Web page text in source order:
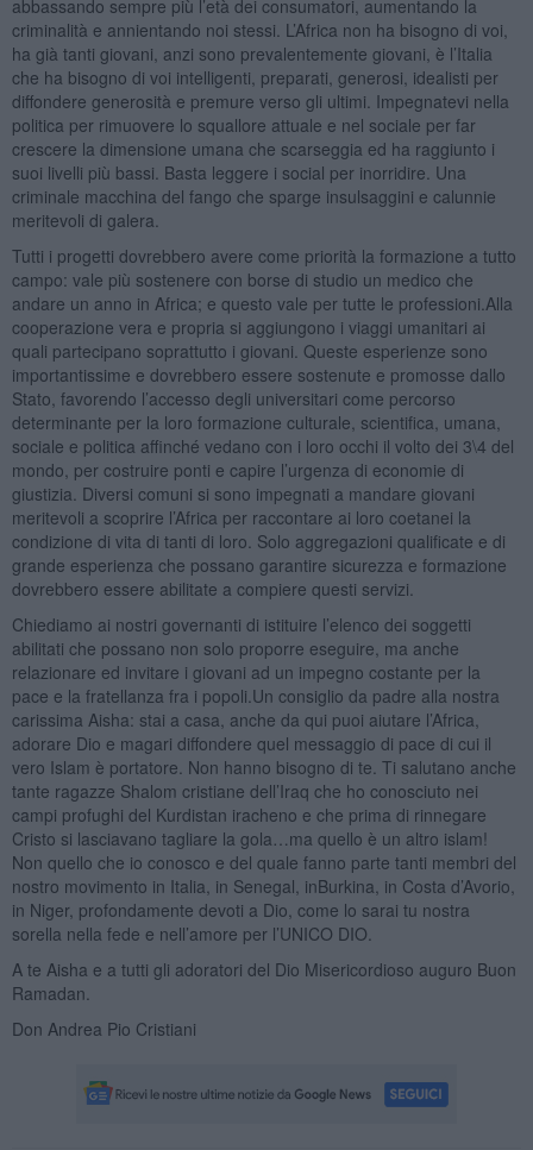
abbassando sempre più l’età dei consumatori, aumentando la
criminalità e annientando noi stessi. L’Africa non ha bisogno di voi,
ha già tanti giovani, anzi sono prevalentemente giovani, è l’Italia
che ha bisogno di voi intelligenti, preparati, generosi, idealisti per
diffondere generosità e premure verso gli ultimi. Impegnatevi nella
politica per rimuovere lo squallore attuale e nel sociale per far
crescere la dimensione umana che scarseggia ed ha raggiunto i
suoi livelli più bassi. Basta leggere i social per inorridire. Una
criminale macchina del fango che sparge insulsaggini e calunnie
meritevoli di galera.
Tutti i progetti dovrebbero avere come priorità la formazione a tutto
campo: vale più sostenere con borse di studio un medico che
andare un anno in Africa; e questo vale per tutte le professioni.Alla
cooperazione vera e propria si aggiungono i viaggi umanitari ai
quali partecipano soprattutto i giovani. Queste esperienze sono
importantissime e dovrebbero essere sostenute e promosse dallo
Stato, favorendo l’accesso degli universitari come percorso
determinante per la loro formazione culturale, scientifica, umana,
sociale e politica affinché vedano con i loro occhi il volto dei 3\4 del
mondo, per costruire ponti e capire l’urgenza di economie di
giustizia. Diversi comuni si sono impegnati a mandare giovani
meritevoli a scoprire l’Africa per raccontare ai loro coetanei la
condizione di vita di tanti di loro. Solo aggregazioni qualificate e di
grande esperienza che possano garantire sicurezza e formazione
dovrebbero essere abilitate a compiere questi servizi.
Chiediamo ai nostri governanti di istituire l’elenco dei soggetti
abilitati che possano non solo proporre eseguire, ma anche
relazionare ed invitare i giovani ad un impegno costante per la
pace e la fratellanza fra i popoli.Un consiglio da padre alla nostra
carissima Aisha: stai a casa, anche da qui puoi aiutare l’Africa,
adorare Dio e magari diffondere quel messaggio di pace di cui il
vero Islam è portatore. Non hanno bisogno di te. Ti salutano anche
tante ragazze Shalom cristiane dell’Iraq che ho conosciuto nei
campi profughi del Kurdistan iracheno e che prima di rinnegare
Cristo si lasciavano tagliare la gola…ma quello è un altro islam!
Non quello che io conosco e del quale fanno parte tanti membri del
nostro movimento in Italia, in Senegal, inBurkina, in Costa d’Avorio,
in Niger, profondamente devoti a Dio, come lo sarai tu nostra
sorella nella fede e nell’amore per l’UNICO DIO.
A te Aisha e a tutti gli adoratori del Dio Misericordioso auguro Buon
Ramadan.
Don Andrea Pio Cristiani